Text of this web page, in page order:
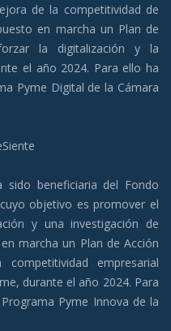
de la competitividad de
en marcha un Plan de
la digitalización y la
el año 2024. Para ello ha
Pyme Digital de la Cámara
sido beneficiaria del Fondo
objetivo es promover el
y una investigación de
marcha un Plan de Acción
empresarial
durante el año 2024. Para
Pyme Innova de la